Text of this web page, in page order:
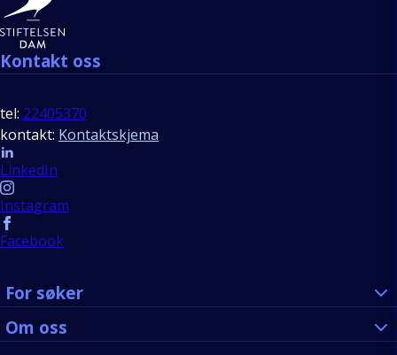
Kontakt oss
tel: 22405370
kontakt: Kontaktskjema
Follow us
LinkedIn
Instagram
Facebook
For søker
Om oss